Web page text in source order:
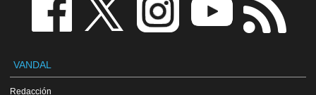
VANDAL
Redacción